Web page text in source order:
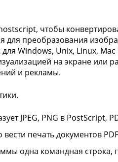
чтобы
для преобразования
Windows, Unix, Linux,
на экране или
и рекламы.
JPEG, PNG в PostScript,
печать документов
одна командная